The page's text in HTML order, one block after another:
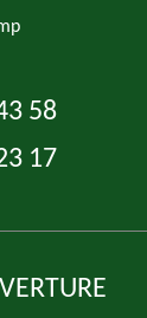
58
17